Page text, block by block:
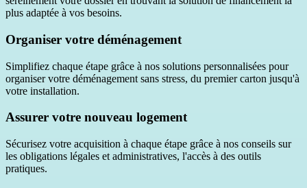
plus adaptée à vos besoins.
Organiser votre déménagement
Simplifiez chaque étape grâce à nos solutions personnalisées pour
organiser votre déménagement sans stress, du premier carton jusqu'à
votre installation.
Assurer votre nouveau logement
Sécurisez votre acquisition à chaque étape grâce à nos conseils sur
les obligations légales et administratives, l'accès à des outils
pratiques.